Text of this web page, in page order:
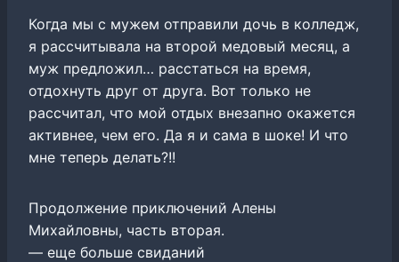
Когда мы с мужем отправили дочь в колледж,
я рассчитывала на второй медовый месяц, а
муж предложил… расстаться на время,
отдохнуть друг от друга. Вот только не
рассчитал, что мой отдых внезапно окажется
активнее, чем его. Да я и сама в шоке! И что
мне теперь делать?!!
Продолжение приключений Алены
Михайловны, часть вторая.
— еще больше свиданий